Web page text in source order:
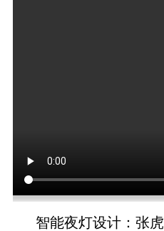
智能夜灯设计：张